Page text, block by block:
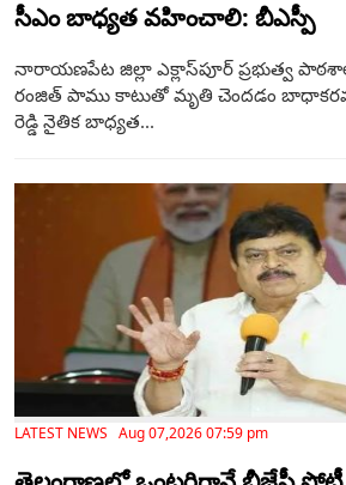
సీఎం బాధ్యత వహించాలి: బీఎస్పీ
నారాయణపేట జిల్లా ఎక్లాస్‌పూర్ ప్రభుత్వ
రంజిత్ పాము కాటుతో మృతి చెందడం
రెడ్డి నైతిక బాధ్యత...
LATEST NEWS Aug 07,2026 07:59 pm